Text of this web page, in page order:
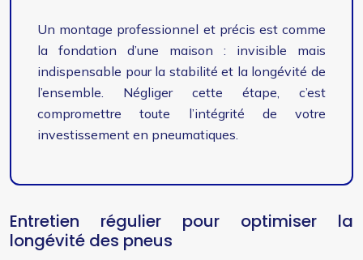
Un montage professionnel et précis est comme
la fondation d’une maison : invisible mais
indispensable pour la stabilité et la longévité de
l’ensemble. Négliger cette étape, c’est
compromettre toute l’intégrité de votre
investissement en pneumatiques.
Entretien régulier pour optimiser la
longévité des pneus